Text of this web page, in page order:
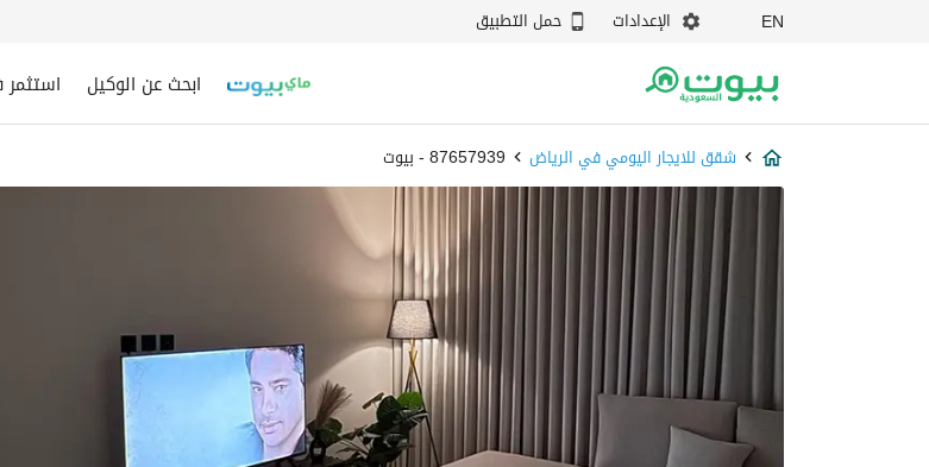
EN الإعدادات حمل التطبيق
ابحث عن الوكيل
شقق للايجار اليومي في الرياض 87657939 - بيوت